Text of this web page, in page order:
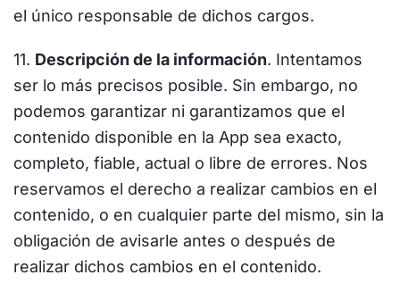
el único responsable de dichos cargos.
11. Descripción de la información. Intentamos
ser lo más precisos posible. Sin embargo, no
podemos garantizar ni garantizamos que el
contenido disponible en la App sea exacto,
completo, fiable, actual o libre de errores. Nos
reservamos el derecho a realizar cambios en el
contenido, o en cualquier parte del mismo, sin la
obligación de avisarle antes o después de
realizar dichos cambios en el contenido.